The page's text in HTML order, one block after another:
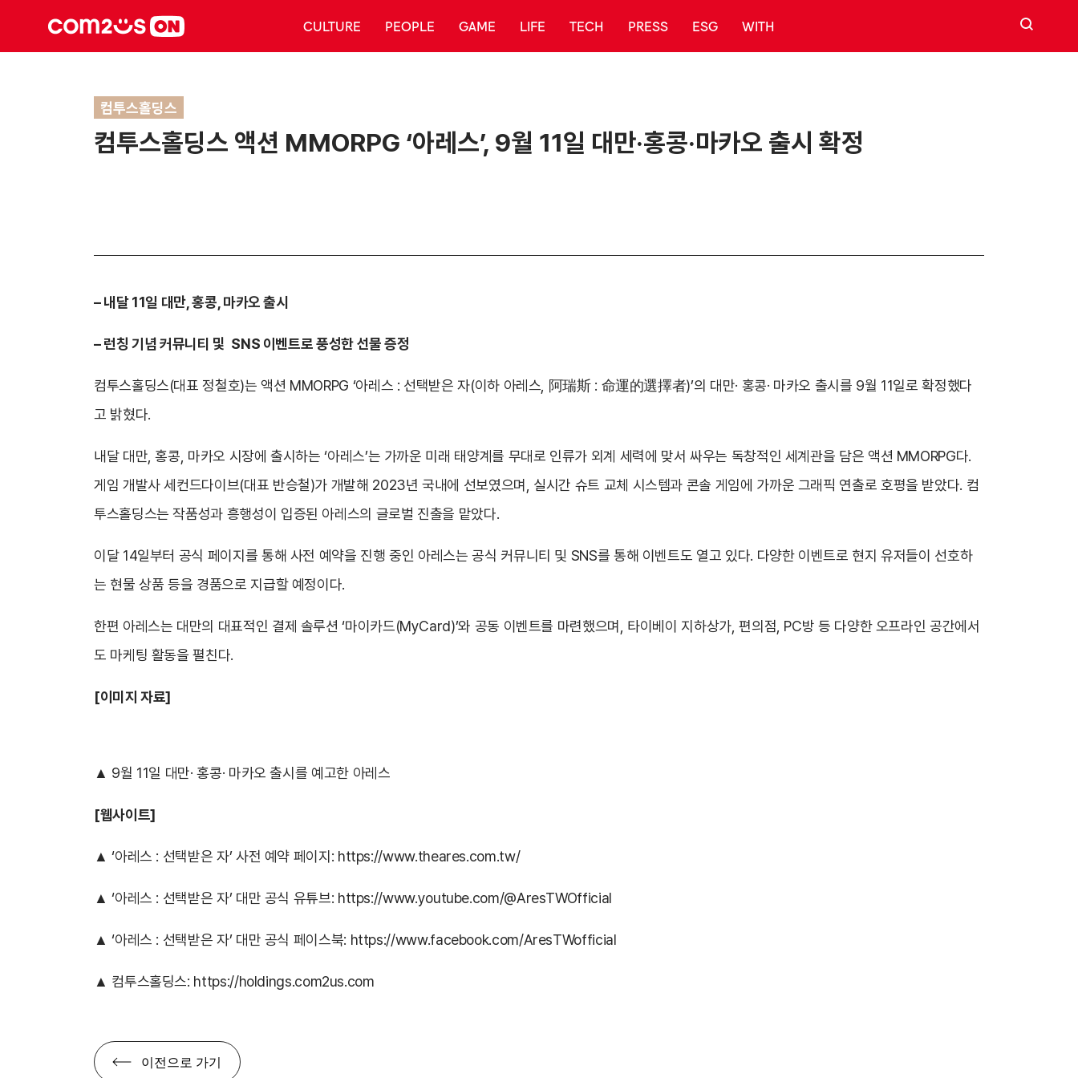
CULTURE PEOPLE GAME LIFE TECH PRESS ESG WITH 검색
컴투스홀딩스
컴투스홀딩스 액션 MMORPG ‘아레스’, 9월 11일 대만·홍콩·마카오 출시 확정
– 내달 11일 대만, 홍콩, 마카오 출시
– 런칭 기념 커뮤니티 및 SNS 이벤트로 풍성한 선물 증정
컴투스홀딩스(대표 정철호)는 액션 MMORPG ‘아레스 : 선택받은 자(이하 아레스, 阿瑞斯 : 命運的選擇者)’의 대만· 홍콩· 마카오 출시를 9월 11일로 확정했다
고 밝혔다.
내달 대만, 홍콩, 마카오 시장에 출시하는 ‘아레스’는 가까운 미래 태양계를 무대로 인류가 외계 세력에 맞서 싸우는 독창적인 세계관을 담은 액션 MMORPG다.
게임 개발사 세컨드다이브(대표 반승철)가 개발해 2023년 국내에 선보였으며, 실시간 슈트 교체 시스템과 콘솔 게임에 가까운 그래픽 연출로 호평을 받았다. 컴
투스홀딩스는 작품성과 흥행성이 입증된 아레스의 글로벌 진출을 맡았다.
이달 14일부터 공식 페이지를 통해 사전 예약을 진행 중인 아레스는 공식 커뮤니티 및 SNS를 통해 이벤트도 열고 있다. 다양한 이벤트로 현지 유저들이 선호하
는 현물 상품 등을 경품으로 지급할 예정이다.
한편 아레스는 대만의 대표적인 결제 솔루션 ‘마이카드(MyCard)’와 공동 이벤트를 마련했으며, 타이베이 지하상가, 편의점, PC방 등 다양한 오프라인 공간에서
도 마케팅 활동을 펼친다.
[이미지 자료]
▲ 9월 11일 대만· 홍콩· 마카오 출시를 예고한 아레스
[웹사이트]
▲ ‘아레스 : 선택받은 자’ 사전 예약 페이지: https://www.theares.com.tw/
▲ ‘아레스 : 선택받은 자’ 대만 공식 유튜브: https://www.youtube.com/@AresTWOfficial
▲ ‘아레스 : 선택받은 자’ 대만 공식 페이스북: https://www.facebook.com/AresTWofficial
▲ 컴투스홀딩스: https://holdings.com2us.com
이전으로 가기